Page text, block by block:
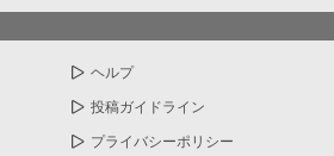
ヘルプ
投稿ガイドライン
プライバシーポリシー